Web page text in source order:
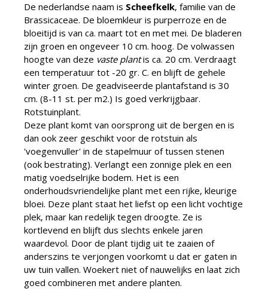
De nederlandse naam is Scheefkelk, familie van de
Brassicaceae. De bloemkleur is purperroze en de
bloeitijd is van ca. maart tot en met mei. De bladeren
zijn groen en ongeveer 10 cm. hoog. De volwassen
hoogte van deze vaste plantis ca. 20 cm. Verdraagt
een temperatuur tot -20 gr. C. en blijft de gehele
winter groen. De geadviseerde plantafstand is 30
cm. (8-11 st. per m2.) Is goed verkrijgbaar.
Rotstuinplant.
Deze plant komt van oorsprong uit de bergen en is
dan ook zeer geschikt voor de rotstuin als
'voegenvuller' in de stapelmuur of tussen stenen
(ook bestrating). Verlangt een zonnige plek en een
matig voedselrijke bodem. Het is een
onderhoudsvriendelijke plant met een rijke, kleurige
bloei. Deze plant staat het liefst op een licht vochtige
plek, maar kan redelijk tegen droogte. Ze is
kortlevend en blijft dus slechts enkele jaren
waardevol. Door de plant tijdig uit te zaaien of
anderszins te verjongen voorkomt u dat er gaten in
uw tuin vallen. Woekert niet of nauwelijks en laat zich
goed combineren met andere planten.